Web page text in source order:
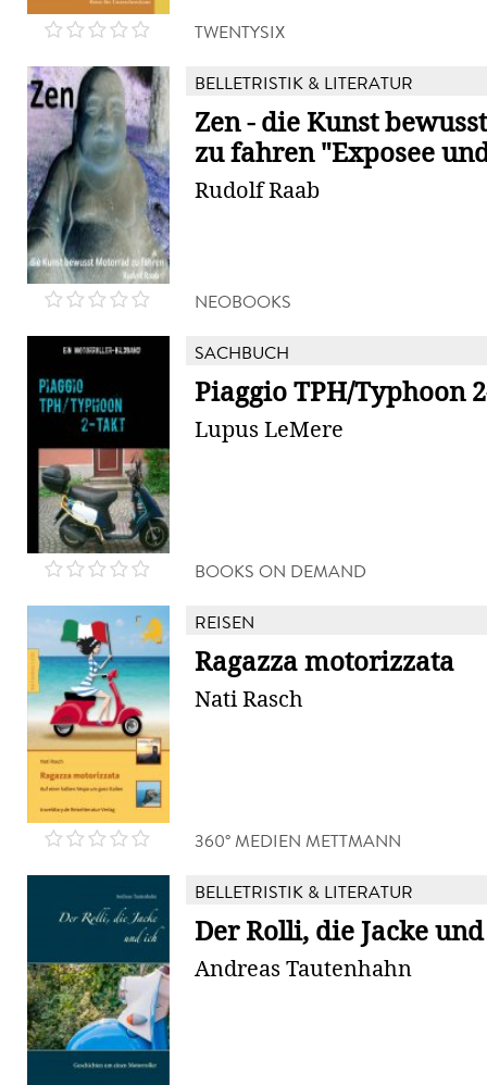
TWENTYSIX
BELLETRISTIK & LITERATUR
Zen - die Kunst
zu fahren "Exposee
Rudolf Raab
NEOBOOKS
SACHBUCH
Piaggio TPH/Typhoon
Lupus LeMere
BOOKS ON DEMAND
REISEN
Ragazza motorizzata
Nati Rasch
360° MEDIEN METTMANN
BELLETRISTIK & LITERATUR
Der Rolli, die Jacke
Andreas Tautenhahn